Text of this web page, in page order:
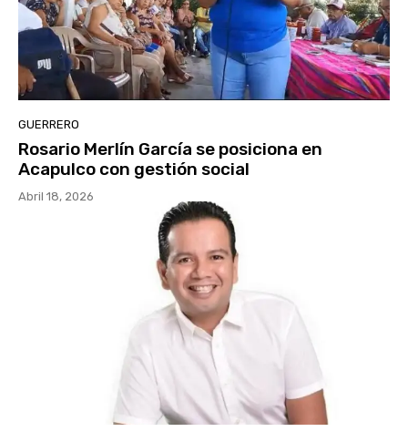
GUERRERO
Rosario Merlín García se posiciona en
Acapulco con gestión social
Abril 18, 2026